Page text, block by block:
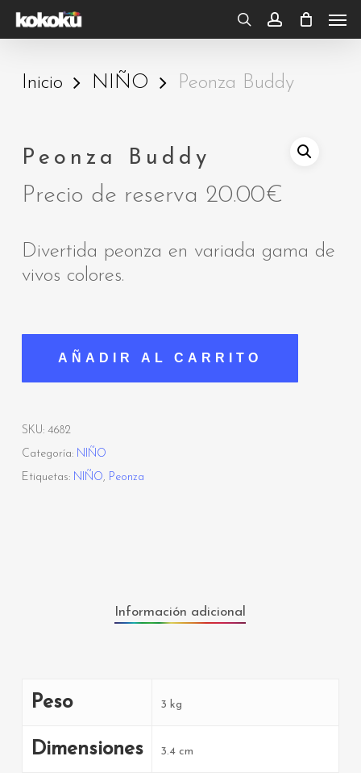
Skip
to
content
searchaccount
Inicio NIÑO Peonza Buddy
Peonza Buddy
Precio de reserva 20.00€
Divertida peonza en variada gama de
vivos colores.
AÑADIR AL CARRITO
SKU: 4682
Categoría: NIÑO
Etiquetas: NIÑO, Peonza
Información adicional
Peso 3 kg
Dimensiones 3.4 cm